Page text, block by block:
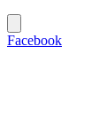
Facebook